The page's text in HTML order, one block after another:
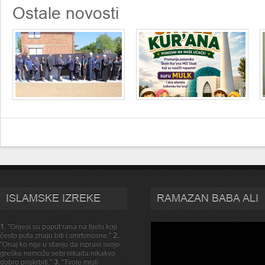
Ostale novosti
ISLAMSKE IZREKE
1. "Grijesi su poput rana na tijelu koji
često puta znaju biti i smrtonosne." 2.
"Onaj ko nije u stanju da ispravi svoje
greške nemože sebi nikada nikakvo
dobro priskrbiti." 3. "Tvoje misli
RAMAZAN BABA ALI